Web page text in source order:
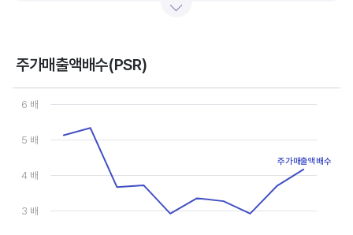
자본총계가 빠른 속도로 증가합니다. 이에따라 주가도 오르게 됩니다.
자기자본이익률(순이익/자본총계*100%)처럼 분모에 자본총계를 넣어 계산하는
투자지표는 한국 기업에 비해 상대적으로 높게 나옵니다. 이런 부분을 감안해 미국 기업의
부채비율, 차입금 비중, 주가순자산배수 등을 판단하는 것이 좋습니다.
주가매출액배수(PSR)
Chart
Line chart with 10 data points.
The chart has 1 X axis displaying categories.
The chart has 1 Y axis displaying values. Data ranges from
3 배
4 배
5 배
6 배
주가매출액배수